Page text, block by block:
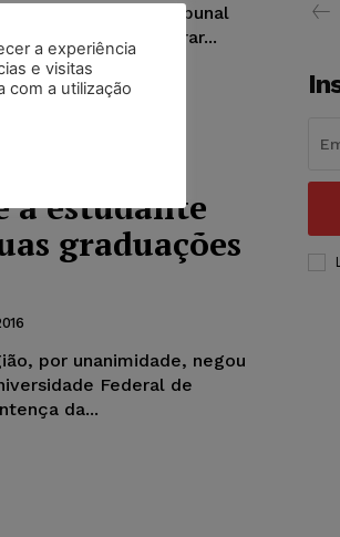
acórdão do Tribunal
(TJDF) para assegurar...
a estudante
graduações
por unanimidade, negou
Federal de
da...
a experiência
e visitas
com a utilização